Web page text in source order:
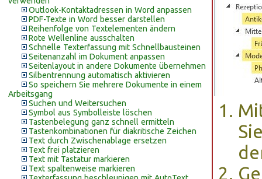
Outlook-Kontaktadressen in Word anpassen
PDF-Texte in Word besser darstellen
Reihenfolge von Textelementen ändern
Rote Wellenline ausschalten
Schnelle Texterfassung mit Schnellbausteinen
Seitenanzahl im Dokument anpassen
Seitenlayout in andere Dokumente übernehmen
Silbentrennung automatisch aktivieren
So speichern Sie mehrere Dokumente in einem
Arbeitsgang
Suchen und Weitersuchen
Symbol aus Symbolleiste löschen
Tastenbelegung ganz schnell ermitteln
Tastenkombinationen für diakritische Zeichen
Text durch Zwischenablage ersetzen
Text frei platzieren
Text mit Tastatur markieren
Text spaltenweise markieren